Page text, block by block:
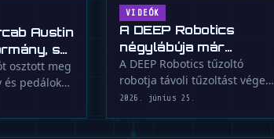
Austin
se
osztott meg
és pedálok
modelljéről
VIDEÓK
A DEEP Robotics
négylábúja már
tűzoltóként is
bevethető
A DEEP Robotics tűzoltó
robotja távoli tűzoltást végez,
így a veszélyes lángokkal
2026. június 25.